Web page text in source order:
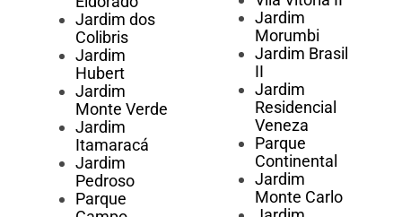
Jardim dos
Colibris
Jardim
Hubert
Jardim
Monte Verde
Jardim
Itamaracá
Jardim
Pedroso
Parque
Jardim
Morumbi
Jardim Brasil
II
Jardim
Residencial
Veneza
Parque
Continental
Jardim
Monte Carlo